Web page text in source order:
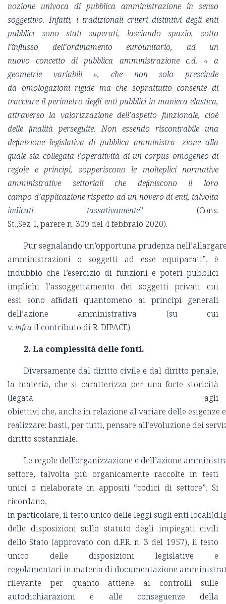
nozione univoca di pubblica amministrazione in senso
soggettivo. Infatti, i tradizionali criteri distintivi degli enti
pubblici sono stati superati, lasciando spazio, sotto
l’inﬂusso dell’ordinamento eurounitario, ad un
nuovoconcetto di pubblica amministrazione c.d. « a
geometrie variabili », che non solo prescinde
da omologazioni rigide ma che soprattutto consente di
tracciare il perimetro degli enti pubblici in maniera elastica,
attraverso la valorizzazione dell’aspetto funzionale, cioè
delle ﬁnalità perseguite. Non essendo riscontrabile una
deﬁnizione legislativa di pubblica amministra- zione alla
quale sia collegata l’operatività di un corpus omogeneo di
regole e principi, sopperiscono le molteplici normative
amministrative settoriali che deﬁniscono il loro
campo d’applicazione rispetto ad un novero di enti, talvolta
indicati tassativamente” (Cons.
St.,Sez. I, parere n. 309 del 4 febbraio 2020).
Pur segnalando un’opportuna prudenza
amministrazioni o soggetti ad esse equiparati”, è
indubbio che l’esercizio di funzioni e poteri pubblici
implichi l’assoggettamento dei soggetti privati cui
essi sono afﬁdati quantomeno ai principi generali
dell’azione amministrativa (su cui
v. infrail contributo di R. DIPACE).
2. La complessità delle fonti.
Diversamente dal diritto civile e dal diritto penale,
la materia, che si caratterizza per una forte storicità
(legata agli
obiettivi che, anche in relazione al variare delle esigenze
realizzare: basti, per tutti, pensare all’evoluzione dei
diritto sostanziale.
Le regole dell’organizzazione e dell’azione
settore, talvolta più organicamente raccolte in testi
unici o rielaborate in appositi “codici di settore”. Si
ricordano,
in particolare, il testo unico delle leggi sugli enti
delle disposizioni sullo statuto degli impiegati civili
dello Stato (approvato con d.P.R. n. 3 del 1957), il testo
unico delle disposizioni legislative e
regolamentari in materia di documentazione
rilevante per quanto attiene ai controlli sulle
autodichiarazioni e alle conseguenze della